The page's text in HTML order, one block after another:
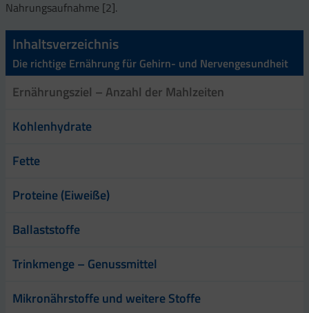
Nahrungsaufnahme [2].
Inhaltsverzeichnis
Die richtige Ernährung für Gehirn- und Nervengesundheit
Ernährungsziel – Anzahl der Mahlzeiten
Kohlenhydrate
Fette
Proteine (Eiweiße)
Ballaststoffe
Trinkmenge – Genussmittel
Mikronährstoffe und weitere Stoffe